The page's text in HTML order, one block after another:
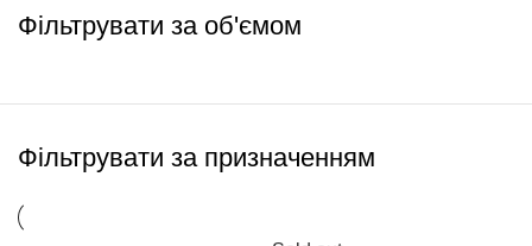
Фільтрувати за об'ємом
Фільтрувати за призначенням